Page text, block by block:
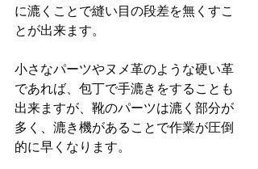
に漉くことで縫い目の段差を無くすこ
とが出来ます。
小さなパーツやヌメ革のような硬い革
であれば、包丁で手漉きをすることも
出来ますが、靴のパーツは漉く部分が
多く、漉き機があることで作業が圧倒
的に早くなります。